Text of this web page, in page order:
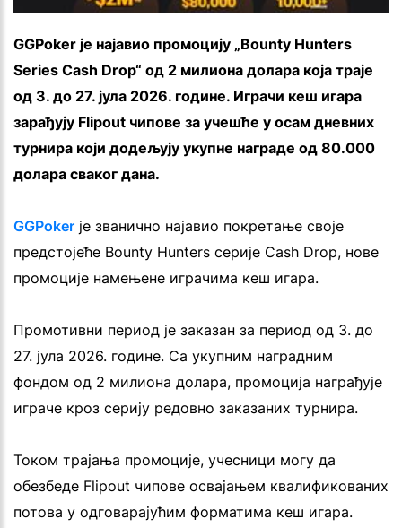
GGPoker је најавио промоцију „Bounty Hunters
Series Cash Drop“ од 2 милиона долара која траје
од 3. до 27. јула 2026. године. Играчи кеш игара
зарађују Flipout чипове за учешће у осам дневних
турнира који додељују укупне награде од 80.000
долара сваког дана.
GGPoker је званично најавио покретање своје
предстојеће Bounty Hunters серије Cash Drop, нове
промоције намењене играчима кеш игара.
Промотивни период је заказан за период од 3. до
27. јула 2026. године. Са укупним наградним
фондом од 2 милиона долара, промоција награђује
играче кроз серију редовно заказаних турнира.
Током трајања промоције, учесници могу да
обезбеде Flipout чипове освајањем квалификованих
потова у одговарајућим форматима кеш игара.